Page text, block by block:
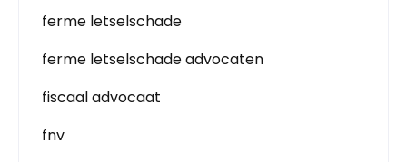
ferme letselschade
ferme letselschade advocaten
fiscaal advocaat
fnv